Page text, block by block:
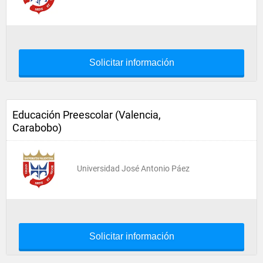
Solicitar información
Educación Preescolar (Valencia,
Carabobo)
Universidad José Antonio Páez
Solicitar información